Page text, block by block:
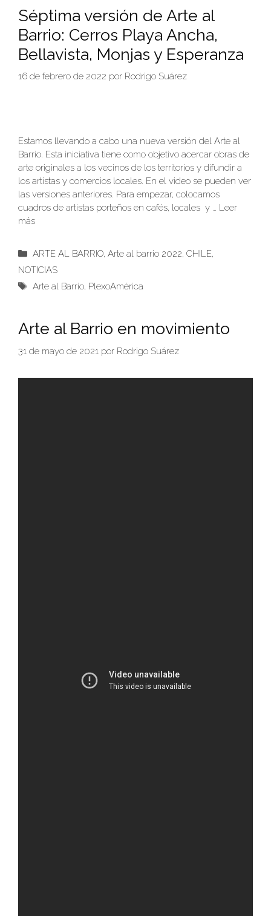
Séptima versión de Arte al
Barrio: Cerros Playa Ancha,
Bellavista, Monjas y Esperanza
16 de febrero de 2022 por Rodrigo Suárez
Estamos llevando a cabo una nueva versión del Arte al
Barrio. Esta iniciativa tiene como objetivo acercar obras de
arte originales a los vecinos de los territorios y difundir a
los artistas y comercios locales. En el video se pueden ver
las versiones anteriores. Para empezar, colocamos
cuadros de artistas porteños en cafés, locales y … Leer
más
Categorías
ARTE AL BARRIO, Arte al barrio 2022, CHILE,
NOTICIAS
Etiquetas
Arte al Barrio, PlexoAmérica
Arte al Barrio en movimiento
31 de mayo de 2021 por Rodrigo Suárez